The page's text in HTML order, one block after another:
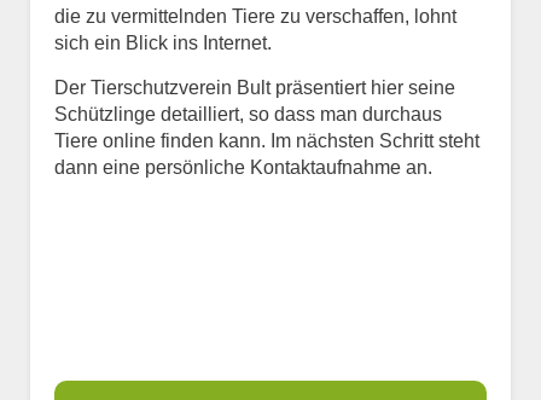
die zu vermittelnden Tiere zu verschaffen, lohnt
sich ein Blick ins Internet.
Der Tierschutzverein Bult präsentiert hier seine
Schützlinge detailliert, so dass man durchaus
Tiere online finden kann. Im nächsten Schritt steht
dann eine persönliche Kontaktaufnahme an.